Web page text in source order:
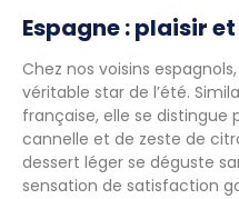
Espagne : plaisir
Chez nos voisins
véritable star de l’été.
française, elle se distingue
cannelle et de zeste de
dessert léger se déguste
sensation de satisfaction